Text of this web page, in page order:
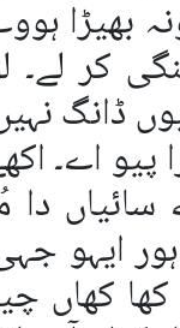
بھیڑا
کر لے۔
ڈانگ
پیو اے۔
دا
ایہو
کھاں